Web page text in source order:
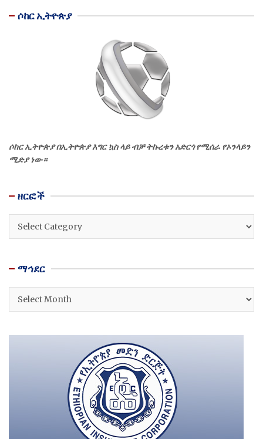
ሶከር ኢትዮጵያ
ሶከር ኢትዮጵያ በኢትዮጵያ እግር ኳስ ላይ ብቻ ትኩረቱን አድርጎ የሚሰራ የኦንላይን
ሚድያ ነው።
ዘርፎች
ዘርፎች
ማኅደር
ማኅደር